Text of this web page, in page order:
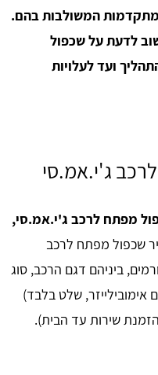
המשולבות בהם.
לדעת על שכפול
ועד לעלויות
ג'י.אמ.סי
מפתח לרכב ג'י.אמ.סי,
שכפול מפתח לרכב
ביניהם דגם הרכב, סוג
שלט בלבד)
שירות עד הבית).